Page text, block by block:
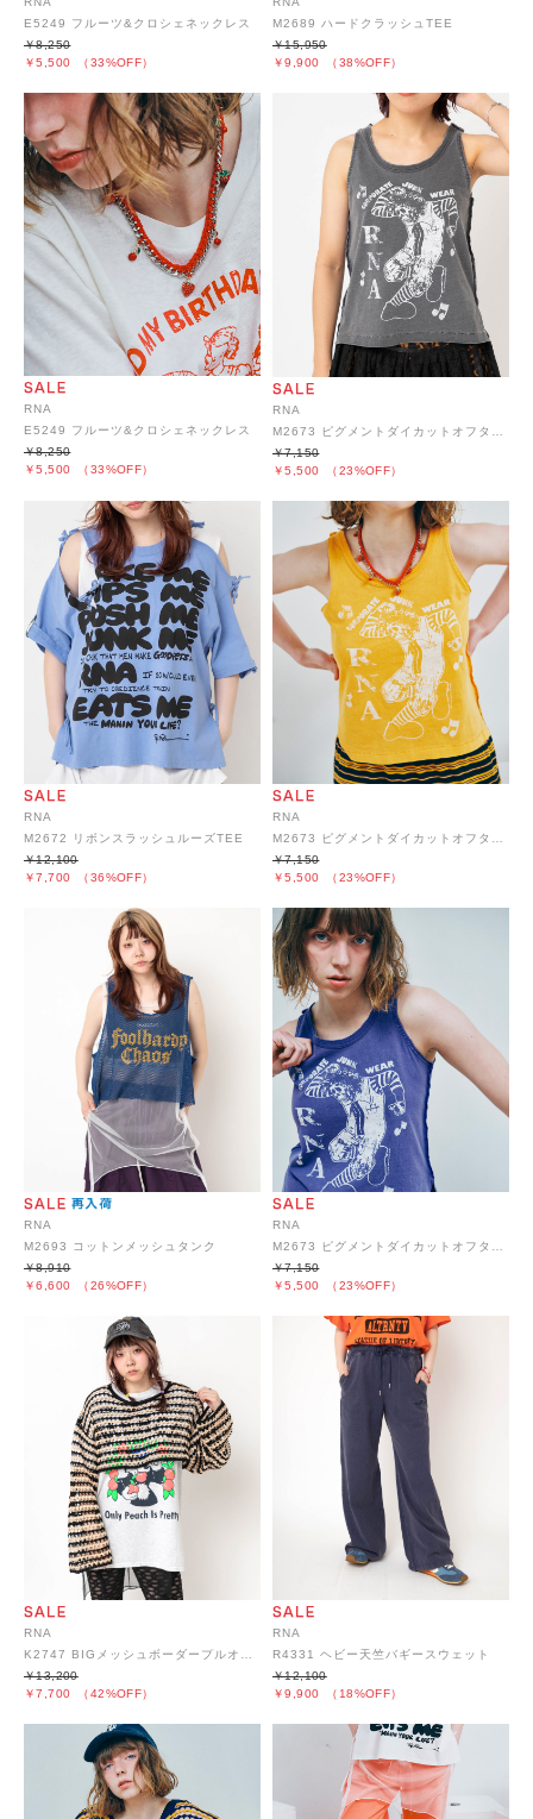
E5249 フルーツ&クロシェネックレス
￥5,500 （33%OFF）
￥8,250
M2689 ハードクラッシュTEE
￥9,900 （38%OFF）
￥15,950
RNA
E5249 フルーツ&クロシェネックレス
￥5,500 （33%OFF）
￥8,250
RNA
￥5,500 （23%OFF）
￥7,150
RNA
M2672 リボンスラッシュルーズTEE
￥7,700 （36%OFF）
￥12,100
RNA
M2673 ピグメントダイカットオフタンク
￥5,500 （23%OFF）
￥7,150
RNA
M2693 コットンメッシュタンク
￥6,600 （26%OFF）
￥8,910
RNA
M2673 ピグメントダイカットオフタンク
￥5,500 （23%OFF）
￥7,150
RNA
￥7,700 （42%OFF）
￥13,200
RNA
R4331 ヘビー天竺バギースウェット
￥9,900 （18%OFF）
￥12,100